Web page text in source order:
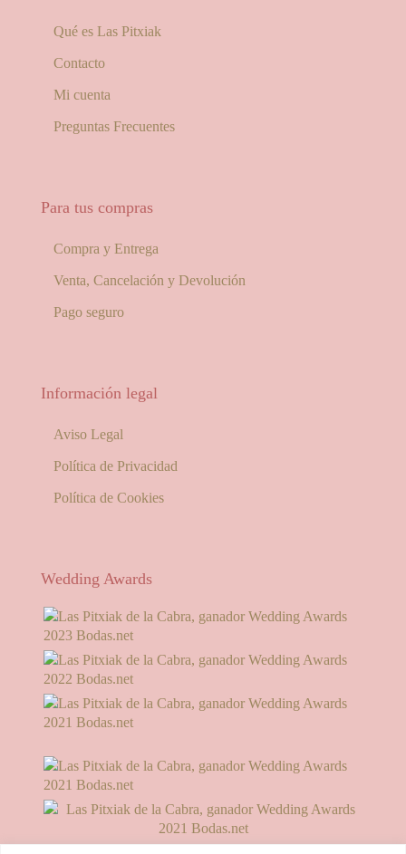
Qué es Las Pitxiak
Contacto
Mi cuenta
Preguntas Frecuentes
Para tus compras
Compra y Entrega
Venta, Cancelación y Devolución
Pago seguro
Información legal
Aviso Legal
Política de Privacidad
Política de Cookies
Wedding Awards